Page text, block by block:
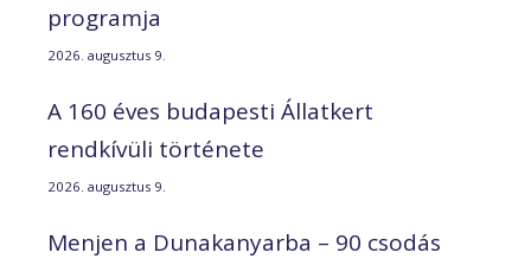
programja
2026. augusztus 9.
A 160 éves budapesti Állatkert
rendkívüli története
2026. augusztus 9.
Menjen a Dunakanyarba – 90 csodás